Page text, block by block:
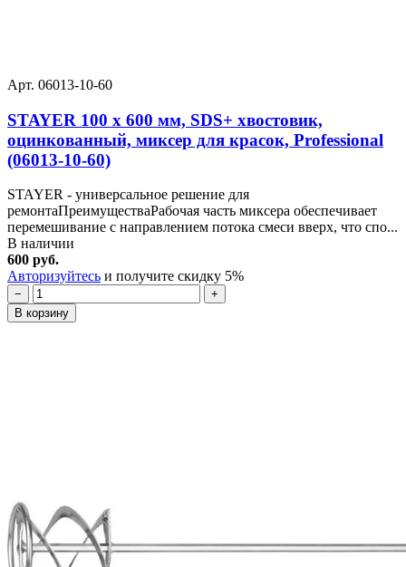
Арт. 06013-10-60
STAYER 100 x 600 мм, SDS+ хвостовик,
оцинкованный, миксер для красок, Professional
(06013-10-60)
STAYER - универсальное решение для
ремонтаПреимуществаРабочая часть миксера обеспечивает
перемешивание с направлением потока смеси вверх, что спо...
В наличии
600 руб.
Авторизуйтесь и получите скидку 5%
−
+
В корзину